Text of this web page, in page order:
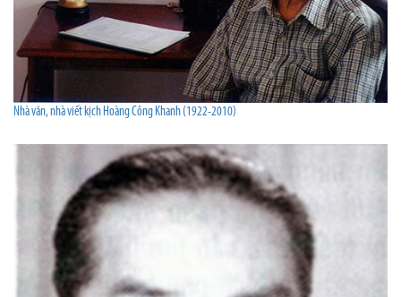
Nhà văn, nhà viết kịch Hoàng Công Khanh (1922-2010)